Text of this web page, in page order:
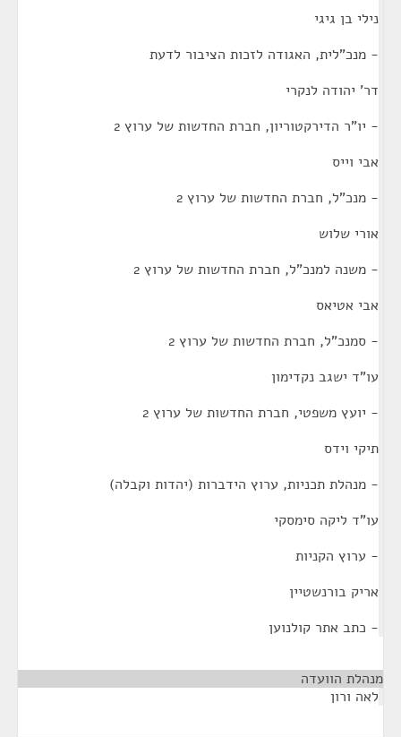
נילי בן גיגי
- מנכ"לית, האגודה לזכות הציבור לדעת
דר' יהודה לנקרי
- יו"ר הדירקטוריון, חברת החדשות של ערוץ 2
אבי וייס
- מנכ"ל, חברת החדשות של ערוץ 2
אורי שלוש
- משנה למנכ"ל, חברת החדשות של ערוץ 2
אבי אטיאס
- סמנכ"ל, חברת החדשות של ערוץ 2
עו"ד ישגב נקדימון
- יועץ משפטי, חברת החדשות של ערוץ 2
תיקי וידס
- מנהלת תכניות, ערוץ הידברות (יהדות וקבלה)
עו"ד ליקה סימסקי
- ערוץ הקניות
אריק בורנשטיין
- כתב אתר קולנוען
מנהלת הוועדה
לאה ורון